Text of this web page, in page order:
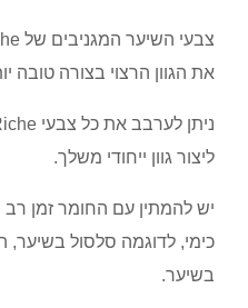
את הגוון הרצוי בצורה טובה
ליצור גוון ייחודי משלך.
יש להמתין עם החומר זמן רב
כימי, לדוגמה סלסול
בשיער.